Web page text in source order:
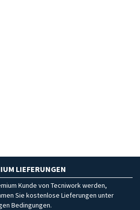
LIEFERUNGEN
Kunde von Tecniwork werden,
Sie kostenlose Lieferungen unter
Bedingungen.